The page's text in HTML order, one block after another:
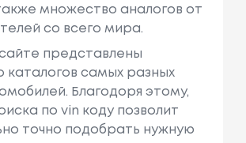
множество аналогов от
со всего мира.
представлены
каталогов самых разных
Благодоря этому,
по vin коду позволит
точно подобрать нужную